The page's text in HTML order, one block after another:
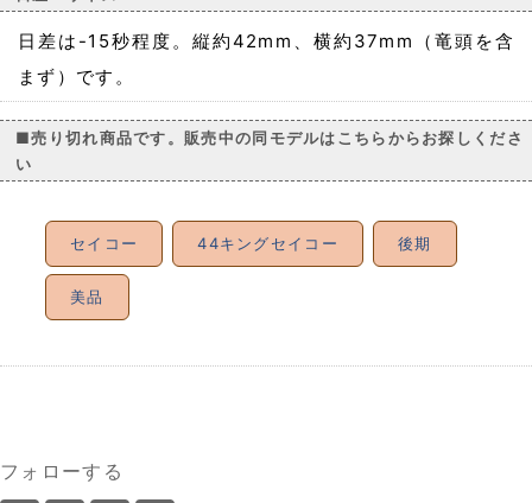
日差は-15秒程度。縦約42mm、横約37mm（竜頭を含
まず）です。
■売り切れ商品です。販売中の同モデルはこちらからお探しくださ
い
セイコー 44キングセイコー 後期
美品
フォローする